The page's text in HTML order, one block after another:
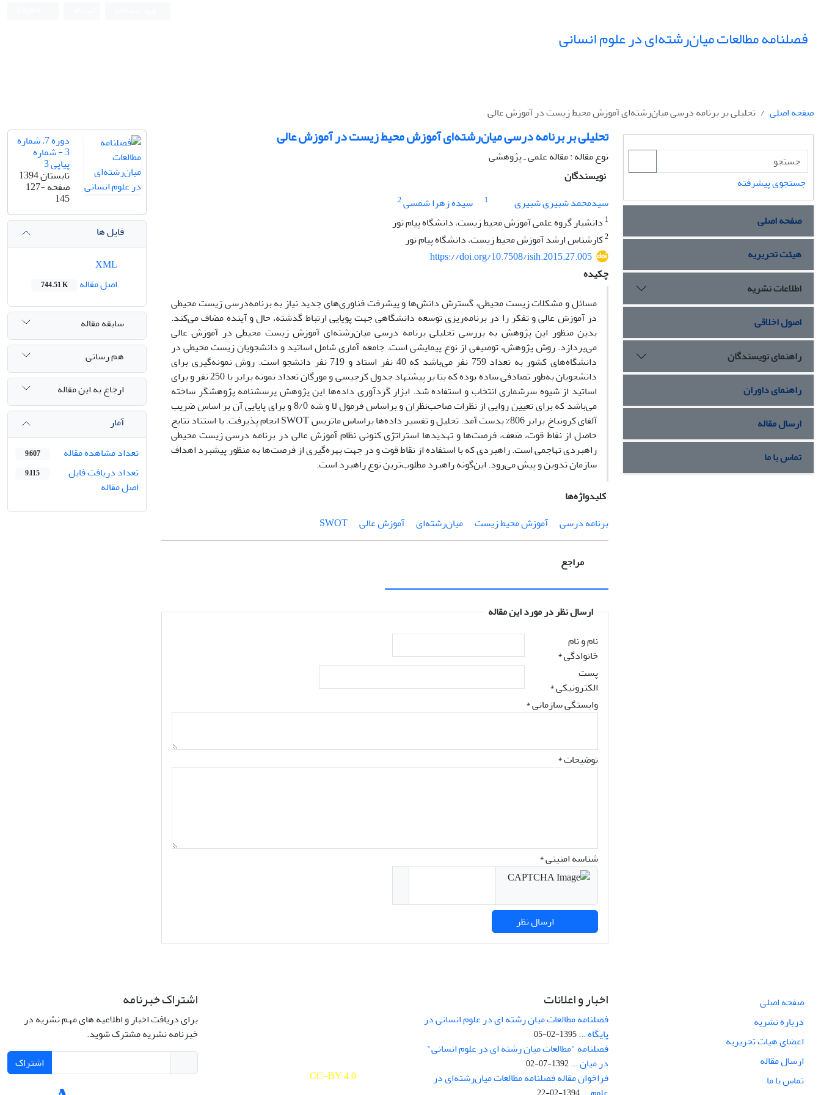
فصلنامه مطالعات میان‌رشته‌ای در علوم انسانی
صفحه اصلی تحلیلی بر برنامه درسی میان‌رشته‌ای آموزش محیط زیست در آموزش عالی
تحلیلی بر برنامه درسی میان‌رشته‌ای آموزش محیط زیست در آموزش عالی
نوع مقاله : مقاله علمی ـ پژوهشی
نویسندگان
سیدمحمد شبیری شبیری
1 سیده زهرا شمسی2
1 دانشیار گروه علمی آموزش محیط زیست، دانشگاه پیام نور
2کارشناس ارشد آموزش محیط زیست، دانشگاه پیام نور
https://doi.org/10.7508/isih.2015.27.005
چکیده
مسائل و مشکلات زیست محیطی، گسترش دانش‌ها و پیشرفت فناوری‌های جدید نیاز به برنامه‌درسی زیست محیطی
در آموزش عالی و تفکر را در برنامه‌ریزی توسعه دانشگاهی جهت پویایی ارتباط گذشته، حال و آینده مضاف می‌کند.
بدین منظور این پژوهش به بررسی تحلیلی برنامه ‌درسی میان‌رشته‌ای آموزش زیست محیطی در آموزش عالی
می‌پردازد. روش پژوهش، توصیفی از نوع پیمایشی است. جامعه آماری شامل اساتید و دانشجویان زیست محیطی در
دانشگاه‌های کشور به تعداد 759 نفر می‌باشد که 40 نفر استاد و 719 نفر دانشجو است. روش نمونه‌گیری برای
دانشجویان به‌طور تصادفی ساده بوده که بنا بر پیشنهاد جدول کرجیسی و مورگان تعداد نمونه برابر با 250 نفر و برای
اساتید از شیوه سرشماری انتخاب و استفاده شد. ابزار گردآوری داده‌ها این پژوهش پرسشنامه پژوهشگر ساخته
می‌باشد که برای تعیین روایی از نظرات صاحب‌نظران و براساس فرمول لا و شه 8/0 و برای پایایی آن بر اساس ضریب
آلفای کرونباخ برابر 806% بدست آمد. تحلیل و تفسیر داده‌ها براساس ماتریس SWOT انجام پذیرفت. با استناد نتایج
حاصل از نقاط قوت، ضعف، فرصت‌ها و تهدیدها استراتژی کنونی نظام آموزش عالی در برنامه درسی زیست محیطی
راهبردی تهاجمی است. راهبردی که با استفاده از نقاط قوت و در جهت بهره‌گیری از فرصت‌ها به منظور پیشبرد اهداف
سازمان تدوین و پیش می‌رود. این‌گونه راهبرد مطلوب‌ترین نوع راهبرد است.
کلیدواژه‌ها
برنامه درسی
آموزش محیط زیست میان‌رشته‌ا‌ی آموزش عالی SWOT
مراجع
ارسال نظر در مورد این مقاله
نام و نام
خانوادگی*
پست
الکترونیکی*
وابستگی سازمانی *
توضیحات *
شناسه امنیتی *
دوره 7، شماره
3 - شماره
پیاپی 3
تابستان 1394
صفحه127-
145
فایل ها
اصل مقاله
744.51 K
سابقه مقاله
هم رسانی
ارجاع به این مقاله
آمار
تعداد مشاهده مقاله
9,607
تعداد دریافت فایل
اصل مقاله
9,115
جستجوی پیشرفته
صفحه اصلی
هیئت تحریریه
اطلاعات نشریه
اصول اخلاقی
راهنمای نویسندگان
راهنمای داوران
ارسال مقاله
تماس با ما
صفحه اصلی
درباره نشریه
اعضای هیات تحریریه
ارسال مقاله
تماس با ما
اخبار و اعلانات
فصلنامه مطالعات میان رشته ای در علوم انسانی در
پایگاه ...1395-02-05
فصلنامه "مطالعات میان رشته ای در علوم انسانی"
در میان ...1392-07-02
فراخوان مقاله فصلنامه مطالعات میان‌رشته‌ای در
CC-BY 4.0
اشتراک خبرنامه
برای دریافت اخبار و اطلاعیه های مهم نشریه در
خبرنامه نشریه مشترک شوید.
اشتراک